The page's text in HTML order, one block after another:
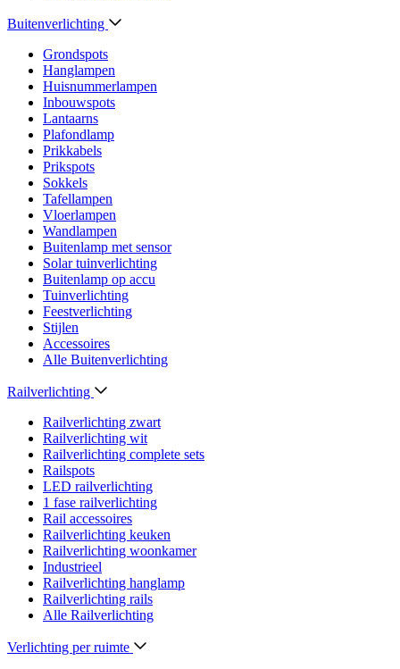
Buitenverlichting
Grondspots
Hanglampen
Huisnummerlampen
Inbouwspots
Lantaarns
Plafondlamp
Prikkabels
Prikspots
Sokkels
Tafellampen
Vloerlampen
Wandlampen
Buitenlamp met sensor
Solar tuinverlichting
Buitenlamp op accu
Tuinverlichting
Feestverlichting
Stijlen
Accessoires
Alle Buitenverlichting
Railverlichting
Railverlichting zwart
Railverlichting wit
Railverlichting complete sets
Railspots
LED railverlichting
1 fase railverlichting
Rail accessoires
Railverlichting keuken
Railverlichting woonkamer
Industrieel
Railverlichting hanglamp
Railverlichting rails
Alle Railverlichting
Verlichting per ruimte